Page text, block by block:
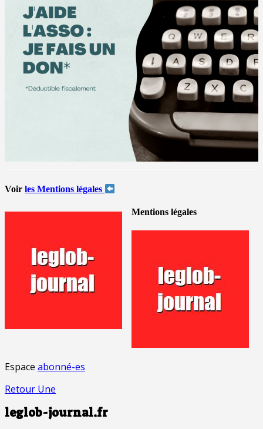
Voir les Mentions légales
Mentions légales
Espace abonné-es
Retour Une
leglob-journal.fr